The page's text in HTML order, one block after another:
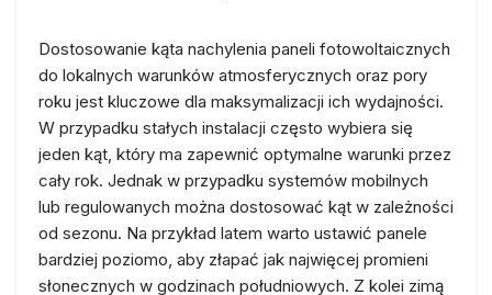
Dostosowanie kąta nachylenia paneli fotowoltaicznych
do lokalnych warunków atmosferycznych oraz pory
roku jest kluczowe dla maksymalizacji ich wydajności.
W przypadku stałych instalacji często wybiera się
jeden kąt, który ma zapewnić optymalne warunki przez
cały rok. Jednak w przypadku systemów mobilnych
lub regulowanych można dostosować kąt w zależności
od sezonu. Na przykład latem warto ustawić panele
bardziej poziomo, aby złapać jak najwięcej promieni
słonecznych w godzinach południowych. Z kolei zimą